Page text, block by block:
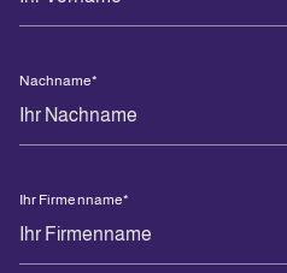
Nachname*
Ihr Firmenname*